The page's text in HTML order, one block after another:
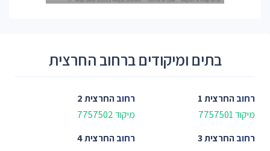
בתים ומיקודים ברחוב החרצית
רחובהחרצית 1
מיקוד 7757501
רחובהחרצית 2
מיקוד 7757502
רחובהחרצית 3
רחובהחרצית 4